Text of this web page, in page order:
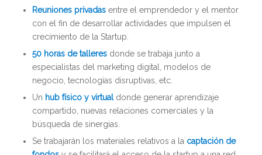
Reuniones privadasentre el emprendedor y el mentor
con el fin de desarrollar actividades que impulsen el
crecimiento de la Startup.
50 horas de talleresdonde se trabaja junto a
especialistas del marketing digital, modelos de
negocio, tecnologías disruptivas, etc.
Un hub físico y virtualdonde generar aprendizaje
compartido, nuevas relaciones comerciales y la
búsqueda de sinergias.
Se trabajarán los materiales relativos a la captación de